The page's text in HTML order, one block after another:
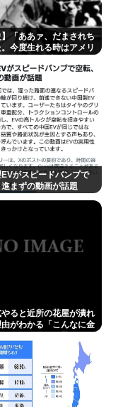
べてのジャンルはマ
ういう連中が落語を
ッマと旅行に行きた
番レスバが強い奴を
」👈誰を出す？
www
ってセットをあまり
】「ああァ、だまされち
今度生れる時はアメリ
員が出撃前の日記に残
音”
がスピードバンプで
進まずの動画が話題
ると近所の花屋が潰れ
がわかる「こんなに金